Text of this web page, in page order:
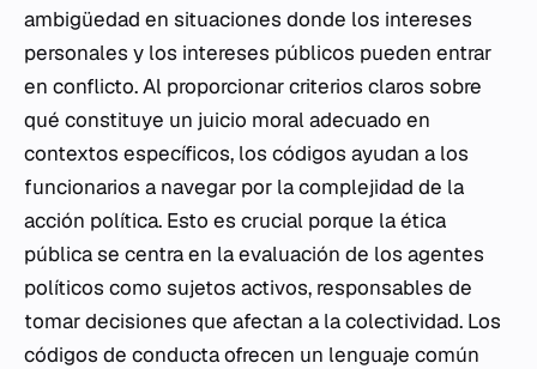
ambigüedad en situaciones donde los intereses
personales y los intereses públicos pueden entrar
en conflicto. Al proporcionar criterios claros sobre
qué constituye un juicio moral adecuado en
contextos específicos, los códigos ayudan a los
funcionarios a navegar por la complejidad de la
acción política. Esto es crucial porque la ética
pública se centra en la evaluación de los agentes
políticos como sujetos activos, responsables de
tomar decisiones que afectan a la colectividad. Los
códigos de conducta ofrecen un lenguaje común